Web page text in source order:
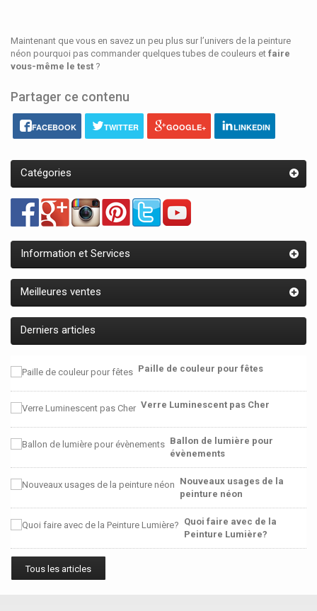
Maintenant que vous en savez un peu plus sur l’univers de la peinture
néon pourquoi pas commander quelques tubes de couleurs et faire
vous-même le test ?
Partager ce contenu
FACEBOOK TWITTER GOOGLE+ LINKEDIN
Catégories
Information et Services
Meilleures ventes
Derniers articles
Paille de couleur pour fêtes
Verre Luminescent pas Cher
Ballon de lumière pour
évènements
Nouveaux usages de la
peinture néon
Quoi faire avec de la
Peinture Lumière?
Tous les articles